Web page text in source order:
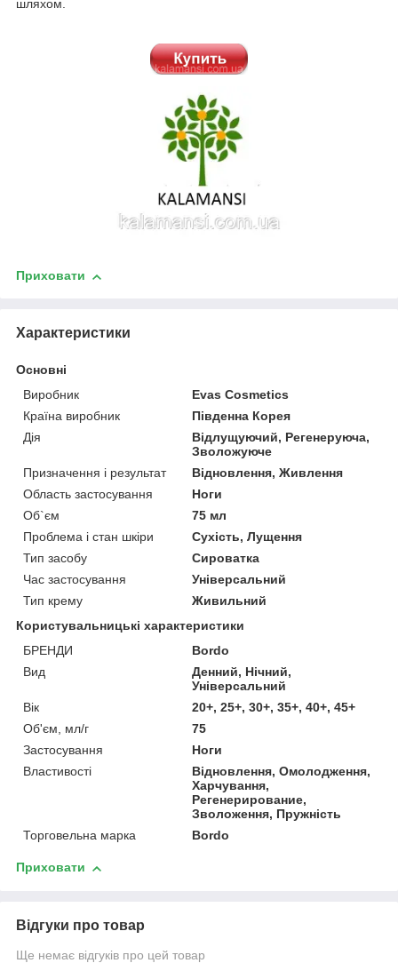
шляхом.
Приховати
Характеристики
Основні
Виробник
Evas Cosmetics
Країна виробник
Південна Корея
Дія
Відлущуючий, Регенеруюча,
Зволожуюче
Призначення і результат
Відновлення, Живлення
Область застосування
Ноги
Об`єм
75 мл
Проблема і стан шкіри
Сухість, Лущення
Тип засобу
Сироватка
Час застосування
Універсальний
Тип крему
Живильний
Користувальницькі характеристики
БРЕНДИ
Bordo
Вид
Денний, Нічний,
Універсальний
Вік
20+, 25+, 30+, 35+, 40+, 45+
Об'єм, мл/г
75
Застосування
Ноги
Властивості
Відновлення, Омолодження,
Харчування,
Регенерирование,
Зволоження, Пружність
Торговельна марка
Bordo
Приховати
Відгуки про товар
Ще немає відгуків про цей товар